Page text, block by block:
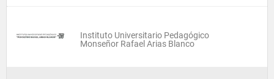
Instituto Universitario Pedagógico
Monseñor Rafael Arias Blanco